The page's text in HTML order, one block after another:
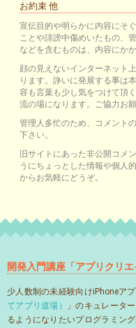
お約束 他
宣伝目的や明らかに内容にそ
ことや誹謗中傷めいたもの、
などを含むものは、内容にか
顔の見えないインターネット
ります。諍いに発展する事は
容も言葉も少し気をつけて頂
流の場になります。ご協力お願
管理人多忙のため、コメント
下さい。
旧サイトにあった非公開コメ
うにちょっとした情報や個人
からお気軽にどうぞ。
開発入門講座「アプリクリエ
少人数制の未経験向けiPhoneア
てアプリ道場）
」のキュレータ
るようになりたいプログラミン